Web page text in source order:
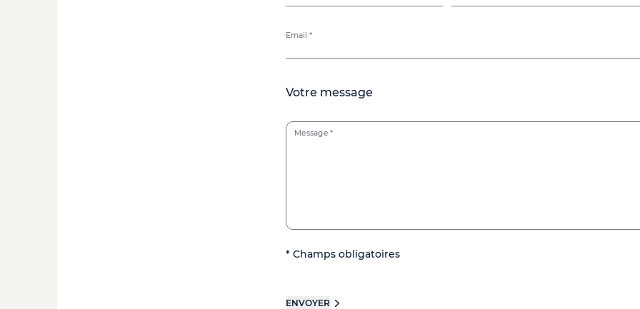
Email *
Votre message
Message *
* Champs obligatoires
ENVOYER